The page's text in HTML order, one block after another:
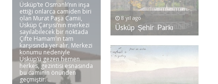
Üsküp’te Osmanlı’nın inşa
ettiği onlarca camiden biri
olan Murat Paşa Camii,
Üsküp Çarşısı’nın merkezi
sayılabilecek bir noktada
Çifte Hamam’ın tam
karşısında yer alır. Merkezi
konumu nedeniyle
Üsküp’ü gezen hemen
herkes, gezintisi esnasında
bu caminin önünden
geçmiştir. ..
8 yıl ago
Üsküp Şehir Parkı